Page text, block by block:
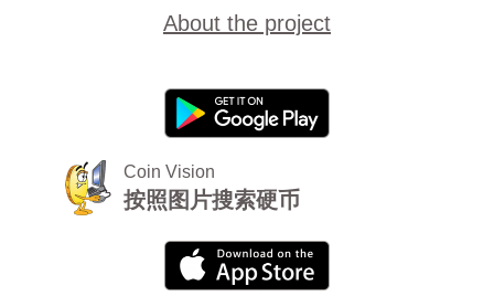
About the project
Coin Vision
按照图片搜索硬币